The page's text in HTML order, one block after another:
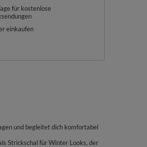
für kostenlose
einkaufen
und begleitet dich komfortabel
Strickschal für Winter Looks, der